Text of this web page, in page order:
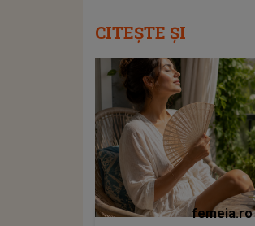
CITEȘTE ȘI
femeia.ro